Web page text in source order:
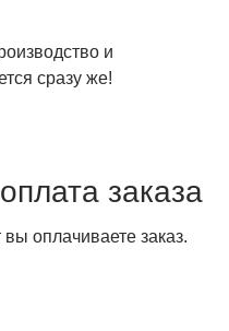
и
сразу же!
заказа
оплачиваете заказ.